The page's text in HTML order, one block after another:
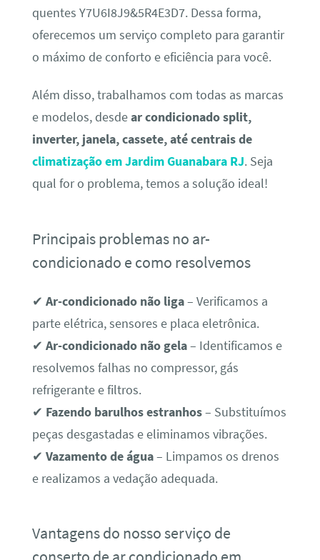
quentes Y7U6I8J9&5R4E3D7. Dessa forma,
oferecemos um serviço completo para garantir
o máximo de conforto e eficiência para você.
Além disso, trabalhamos com todas as marcas
e modelos, desdear condicionado split,
inverter, janela, cassete, até centrais de
climatização em Jardim Guanabara RJ. Seja
qual for o problema, temos a solução ideal!
Principais problemas no ar-
condicionado e como resolvemos
✔ Ar-condicionado não liga– Verificamos a
parte elétrica, sensores e placa eletrônica.
✔ Ar-condicionado não gela– Identificamos e
resolvemos falhas no compressor, gás
refrigerante e filtros.
✔ Fazendo barulhos estranhos– Substituímos
peças desgastadas e eliminamos vibrações.
✔ Vazamento de água– Limpamos os drenos
e realizamos a vedação adequada.
Vantagens do nosso serviço de